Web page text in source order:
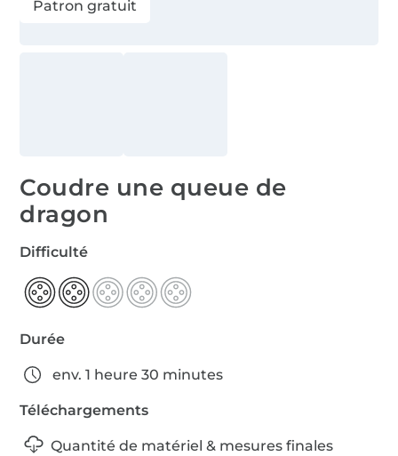
Patron gratuit
Coudre une queue de
dragon
Difficulté
Durée
env. 1 heure 30 minutes
Téléchargements
Quantité de matériel & mesures finales